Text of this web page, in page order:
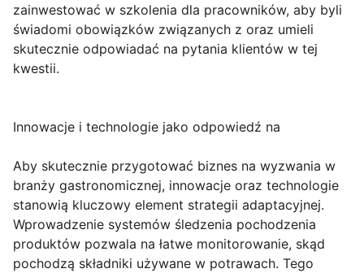
zainwestować w szkolenia dla pracowników, aby byli
świadomi obowiązków związanych z oraz umieli
skutecznie odpowiadać na pytania klientów w tej
kwestii.
Innowacje i technologie jako odpowiedź na
Aby skutecznie przygotować biznes na wyzwania w
branży gastronomicznej, innowacje oraz technologie
stanowią kluczowy element strategii adaptacyjnej.
Wprowadzenie systemów śledzenia pochodzenia
produktów pozwala na łatwe monitorowanie, skąd
pochodzą składniki używane w potrawach. Tego